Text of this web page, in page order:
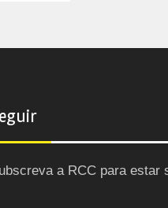
a RCC para estar